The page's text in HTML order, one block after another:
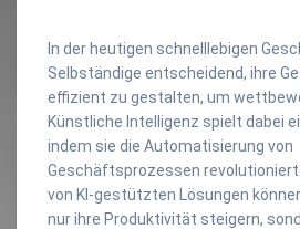
In der heutigen schnelllebigen
Selbständige entscheidend, ihre
effizient zu gestalten, um
Künstliche Intelligenz spielt dabei
indem sie die Automatisierung von
Geschäftsprozessen
von KI-gestützten Lösungen
nur ihre Produktivität steigern,